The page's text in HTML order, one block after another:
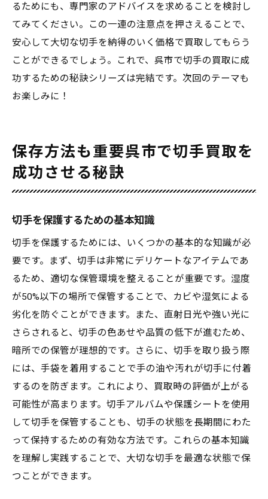
るためにも、専門家のアドバイスを求めることを検討し
てみてください。この一連の注意点を押さえることで、
安心して大切な切手を納得のいく価格で買取してもらう
ことができるでしょう。これで、呉市で切手の買取に成
功するための秘訣シリーズは完結です。次回のテーマも
お楽しみに！
保存方法も重要呉市で切手買取を
成功させる秘訣
切手を保護するための基本知識
切手を保護するためには、いくつかの基本的な知識が必
要です。まず、切手は非常にデリケートなアイテムであ
るため、適切な保管環境を整えることが重要です。湿度
が50%以下の場所で保管することで、カビや湿気による
劣化を防ぐことができます。また、直射日光や強い光に
さらされると、切手の色あせや品質の低下が進むため、
暗所での保管が理想的です。さらに、切手を取り扱う際
には、手袋を着用することで手の油や汚れが切手に付着
するのを防ぎます。これにより、買取時の評価が上がる
可能性が高まります。切手アルバムや保護シートを使用
して切手を保管することも、切手の状態を長期間にわた
って保持するための有効な方法です。これらの基本知識
を理解し実践することで、大切な切手を最適な状態で保
つことができます。